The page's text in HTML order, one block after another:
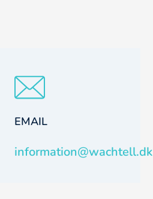
EMAIL
information@wachtell.dk